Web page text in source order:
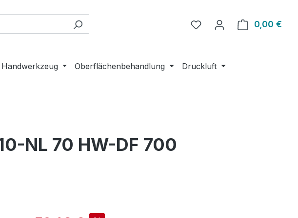
Du hast 0 Produkte auf
0,00 €
Handwerkzeug Oberflächenbehandlung
Druckluft
NL 70 HW-DF 700